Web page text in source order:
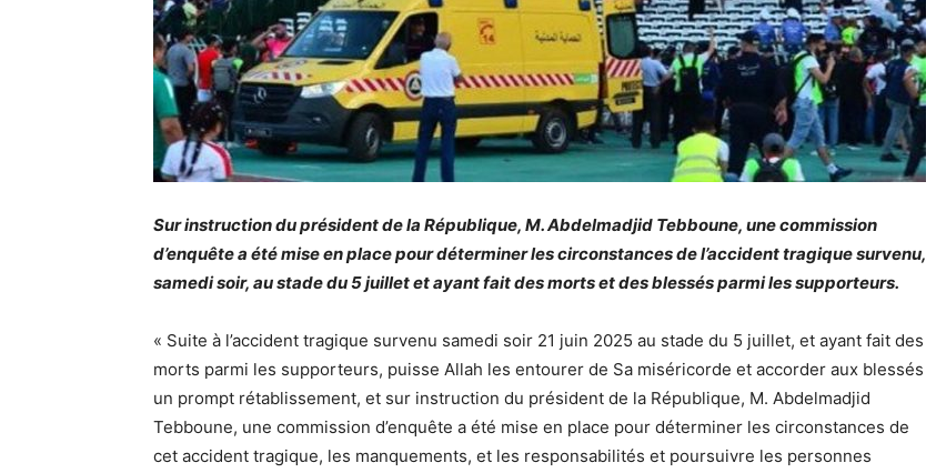
Sur instruction du président de la République, M. Abdelmadjid Tebboune, une commission
d’enquête a été mise en place pour déterminer les circonstances de l’accident tragique survenu,
samedi soir, au stade du 5 juillet et ayant fait des morts et des blessés parmi les supporteurs.
« Suite à l’accident tragique survenu samedi soir 21 juin 2025 au stade du 5 juillet, et ayant fait des
morts parmi les supporteurs, puisse Allah les entourer de Sa miséricorde et accorder aux blessés
un prompt rétablissement, et sur instruction du président de la République, M. Abdelmadjid
Tebboune, une commission d’enquête a été mise en place pour déterminer les circonstances de
cet accident tragique, les manquements, et les responsabilités et poursuivre les personnes